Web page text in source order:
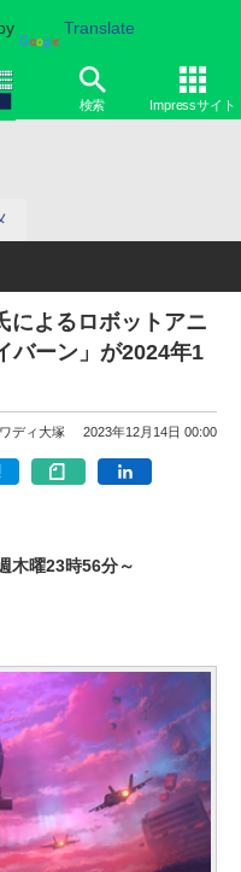
Translate
検索 Impressサイト
によるロボットアニ
バーン」が2024年1
ディ大塚 2023年12月14日 00:00
木曜23時56分～